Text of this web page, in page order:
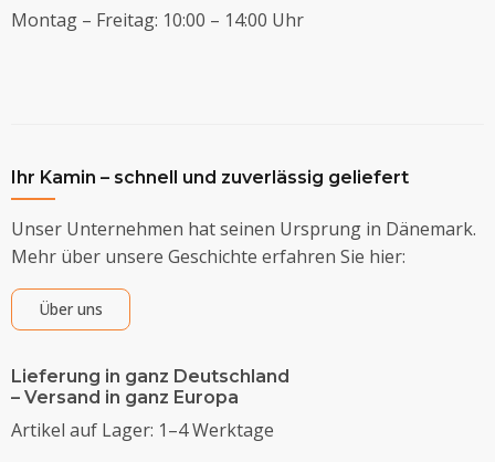
Montag – Freitag: 10:00 – 14:00 Uhr
Ihr Kamin – schnell und zuverlässig geliefert
Unser Unternehmen hat seinen Ursprung in Dänemark.
Mehr über unsere Geschichte erfahren Sie hier:
Über uns
Lieferung in ganz Deutschland
– Versand in ganz Europa
Artikel auf Lager: 1–4 Werktage